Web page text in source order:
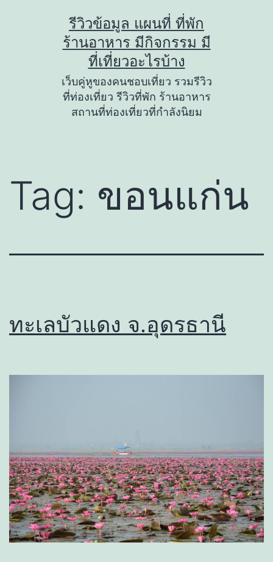
รีวิวข้อมูล แผนที่ ที่พัก
ร้านอาหาร มีกิจกรรม มี
ที่เที่ยวอะไรบ้าง
เว็บคู่หูของคนชอบเที่ยว รวมรีวิว
ที่ท่องเที่ยว รีวิวที่พัก ร้านอาหาร
สถานที่ท่องเที่ยวที่กำลังนิยม
Tag: ขอนแก่น
ทะเลบัวแดง จ.อุดรธานี